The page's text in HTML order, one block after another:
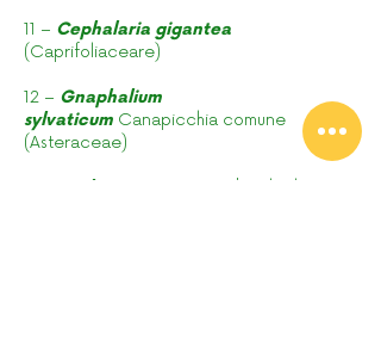
11 – Cephalaria gigantea
(Caprifoliaceare)
12 – Gnaphalium
sylvaticum Canapicchia comune
(Asteraceae)